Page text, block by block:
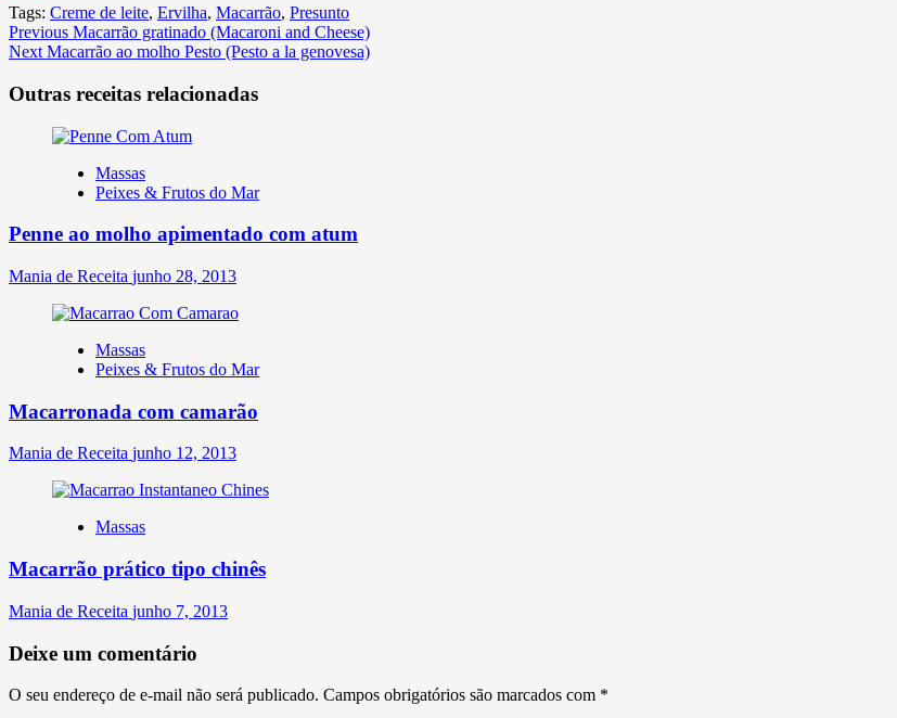
Share
Tags: Creme de leite, Ervilha, Macarrão, Presunto
Continue
Reading
Previous Macarrão gratinado (Macaroni and Cheese)
Next Macarrão ao molho Pesto (Pesto a la genovesa)
Outras receitas relacionadas
Massas
Peixes & Frutos do Mar
Penne ao molho apimentado com atum
Mania de Receita junho 28, 2013
Massas
Peixes & Frutos do Mar
Macarronada com camarão
Mania de Receita junho 12, 2013
Massas
Macarrão prático tipo chinês
Mania de Receita junho 7, 2013
Deixe um comentário
O seu endereço de e-mail não será publicado. Campos obrigatórios são marcados com *